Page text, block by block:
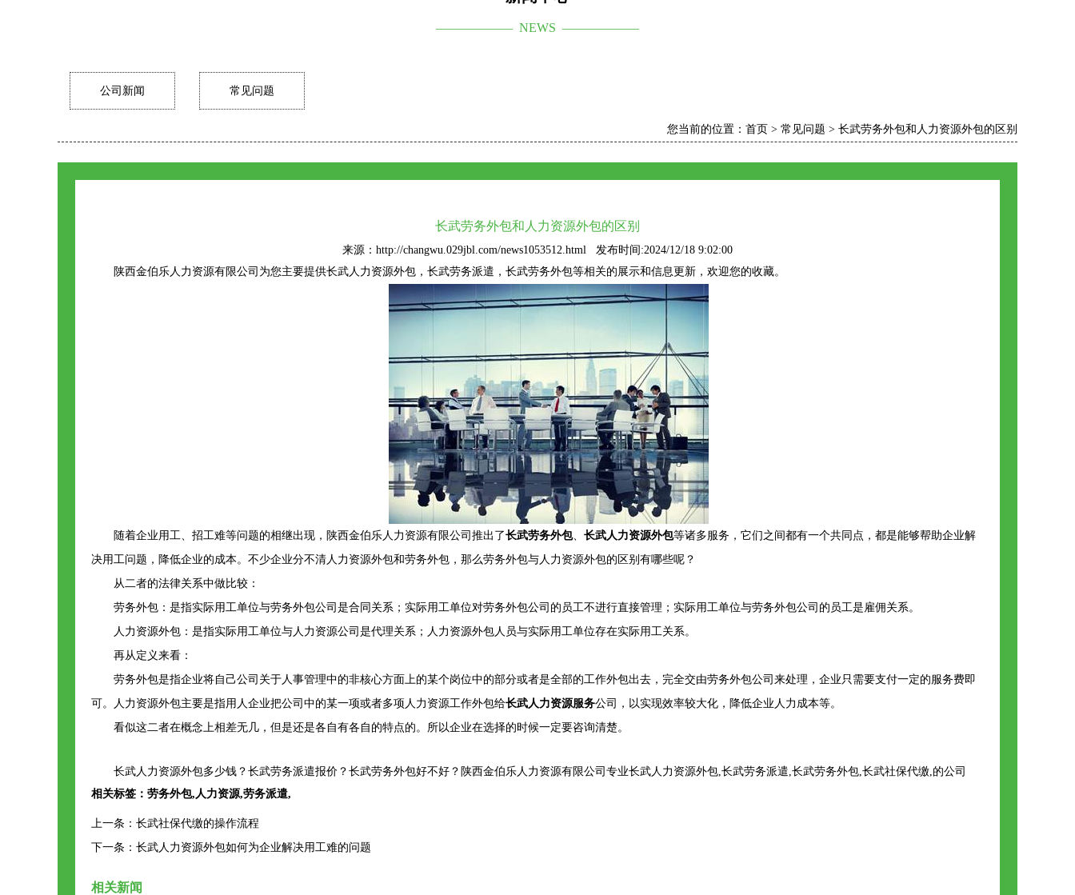
—————— NEWS ——————
公司新闻 常见问题
您当前的位置： 首页 > 常见问题 > 长武劳务外包和人力资源外包的区别
长武劳务外包和人力资源外包的区别
来源：http://changwu.029jbl.com/news1053512.html 发布时间:2024/12/18 9:02:00
陕西金伯乐人力资源有限公司为您主要提供长武人力资源外包 ，长武劳务派遣，长武劳务外包等相关的展示和信息更新，欢迎您的收藏。
随着企业用工、招工难等问题的相继出现，陕西金伯乐人力资源有限公司推出了长武劳务外包、 长武人力资源外包等诸多服务，它们之间都有一个共同点，都是能够帮助企业解
决用工问题，降低企业的成本。不少企业分不清人力资源外包和劳务外包，那么劳务外包与人力资源外包的区别有哪些呢？
从二者的法律关系中做比较：
劳务外包：是指实际用工单位与劳务外包公司是合同关系；实际用工单位对劳务外包公司的员工不进行直接管理；实际用工单位与劳务外包公司的员工是雇佣关系。
人力资源外包：是指实际用工单位与人力资源公司是代理关系；人力资源外包人员与实际用工单位存在实际用工关系。
再从定义来看：
劳务外包是指企业将自己公司关于人事管理中的非核心方面上的某个岗位中的部分或者是全部的工作外包出去，完全交由劳务外包公司来处理，企业只需要支付一定的服务费即
可。人力资源外包主要是指用人企业把公司中的某一项或者多项人力资源工作外包给长武人力资源服务公司，以实现效率较大化，降低企业人力成本等。
看似这二者在概念上相差无几，但是还是各自有各自的特点的。所以企业在选择的时候一定要咨询清楚。
长武人力资源外包多少钱？长武劳务派遣报价？长武劳务外包好不好？陕西金伯乐人力资源有限公司专业长武人力资源外包,长武劳务派遣,长武劳务外包,长武社保代缴,的公司
相关标签： 劳务外包, 人力资源,劳务派遣,
上一条： 长武社保代缴的操作流程
下一条： 长武人力资源外包如何为企业解决用工难的问题
相关新闻